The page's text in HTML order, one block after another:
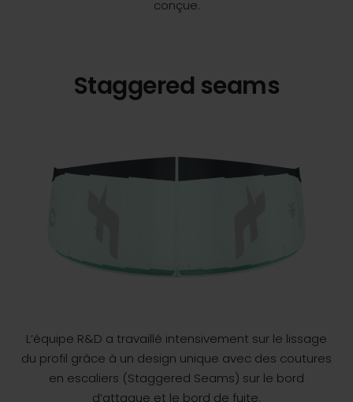
conçue.
Staggered seams
L’équipe R&D a travaillé intensivement sur le lissage
du profil grâce à un design unique avec des coutures
en escaliers (Staggered Seams) sur le bord
d’attaque et le bord de fuite.